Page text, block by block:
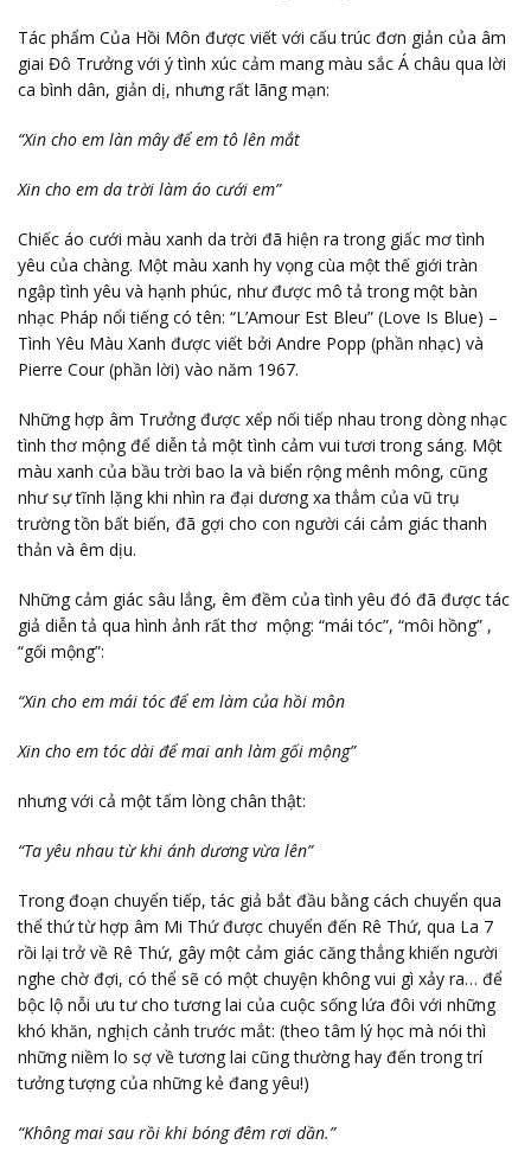
Tác phẩm Của Hồi Môn được viết với cấu trúc đơn giản của âm
giai Đô Trưởng với ý tình xúc cảm mang màu sắc Á châu qua lời
ca bình dân, giản dị, nhưng rất lãng mạn:
“Xin cho em làn mây để em tô lên mắt
Xin cho em da trời làm áo cưới em”
Chiếc áo cưới màu xanh da trời đã hiện ra trong giấc mơ tình
yêu của chàng. Một màu xanh hy vọng cùa một thế giới tràn
ngập tình yêu và hạnh phúc, như được mô tả trong một bàn
nhạc Pháp nổi tiếng có tên: “L’Amour Est Bleu” (Love Is Blue) –
Tình Yêu Màu Xanh được viết bởi Andre Popp (phần nhạc) và
Pierre Cour (phần lời) vào năm 1967.
Những hợp âm Trưởng được xếp nối tiếp nhau trong dòng nhạc
tình thơ mộng để diễn tả một tình cảm vui tươi trong sáng. Một
màu xanh của bầu trời bao la và biển rộng mênh mông, cũng
như sự tĩnh lặng khi nhìn ra đại dương xa thẳm của vũ trụ
trường tồn bất biến, đã gợi cho con người cái cảm giác thanh
thản và êm dịu.
Những cảm giác sâu lắng, êm đềm của tình yêu đó đã được tác
giả diễn tả qua hình ảnh rất thơ mộng: “mái tóc”, “môi hồng” ,
“gối mộng”:
“Xin cho em mái tóc để em làm của hồi môn
Xin cho em tóc dài để mai anh làm gối mộng”
nhưng với cả một tấm lòng chân thật:
“Ta yêu nhau từ khi ánh dương vừa lên”
Trong đoạn chuyển tiếp, tác giả bắt đầu bằng cách chuyển qua
thể thứ từ hợp âm Mi Thứ được chuyển đến Rê Thứ, qua La 7
rồi lại trở về Rê Thứ, gây một cảm giác căng thẳng khiến người
nghe chờ đợi, có thể sẽ có một chuyện không vui gì xảy ra… để
bộc lộ nỗi ưu tư cho tương lai của cuộc sống lứa đôi với những
khó khăn, nghịch cảnh trước mắt: (theo tâm lý học mà nói thì
những niềm lo sợ về tương lai cũng thường hay đến trong trí
tưởng tượng của những kẻ đang yêu!)
“Không mai sau rồi khi bóng đêm rơi dần.”